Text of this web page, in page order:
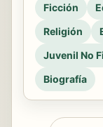
Ficción
Religión
Juvenil No
Biografía